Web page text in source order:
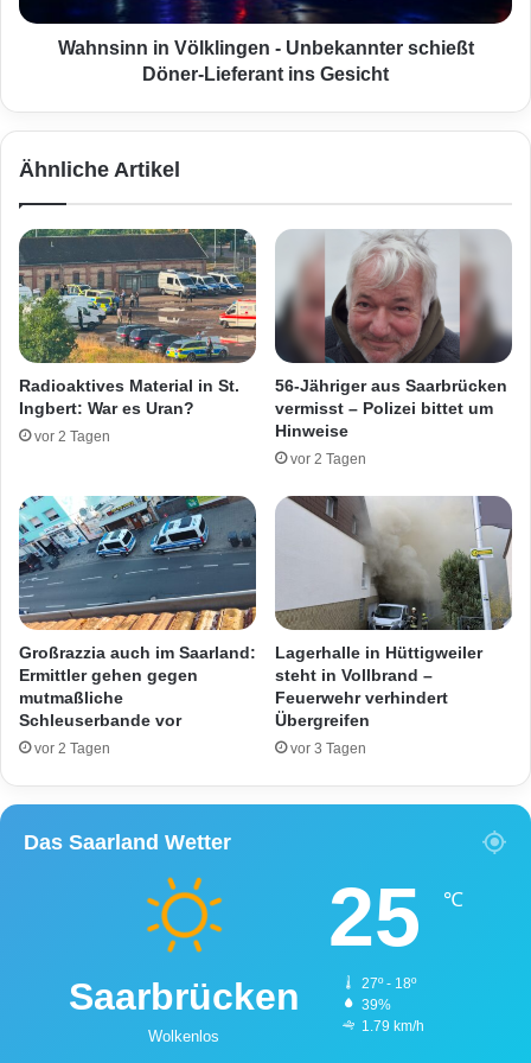
o
o
i
s
s
i
o
m
i
t
u
m
s
c
h
w
e
r
v
e
i
l
g
e
n
-
U
b
k
n
n
t
e
r
s
c
h
i
e
ß
Wahnsinn in Völklingen - Unbekannter schießt
Döner-Lieferant ins Gesicht
Ähnliche Artikel
Radioaktives Material in St.
Ingbert: War es Uran?
vor 2 Tagen
56-Jähriger aus Saarbrücken
vermisst – Polizei bittet um
Hinweise
vor 2 Tagen
Großrazzia auch im Saarland:
Ermittler gehen gegen
mutmaßliche
Schleuserbande vor
vor 2 Tagen
Lagerhalle in Hüttigweiler
steht in Vollbrand –
Feuerwehr verhindert
Übergreifen
vor 3 Tagen
Das Saarland Wetter
Saarbrücken
Wolkenlos
25 ℃
27º - 18º
39%
1.79 km/h